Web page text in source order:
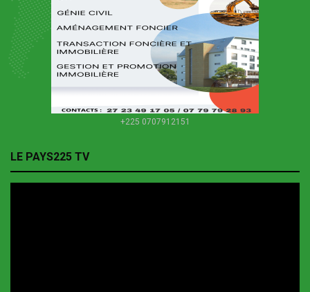
+225 0707912151
LE PAYS225 TV